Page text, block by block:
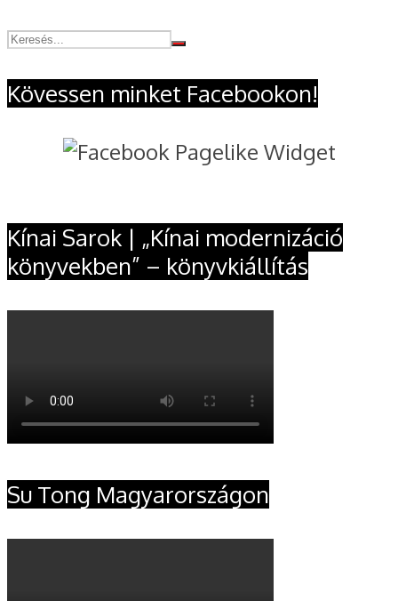
Kövessen minket Facebookon!
Kínai Sarok | „Kínai modernizáció
könyvekben” – könyvkiállítás
Su Tong Magyarországon